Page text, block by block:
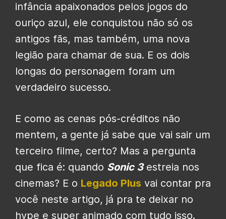
infância apaixonados pelos jogos do
ouriço azul, ele conquistou não só os
antigos fãs, mas também, uma nova
legião para chamar de sua. E os dois
longas do personagem foram um
verdadeiro sucesso.
E como as cenas pós-créditos não
mentem, a gente já sabe que vai sair um
terceiro filme, certo? Mas a pergunta
que fica é: quando Sonic 3estreia nos
cinemas? E o Legado Plus vai contar pra
você neste artigo, já pra te deixar no
hype e super animado com tudo isso.